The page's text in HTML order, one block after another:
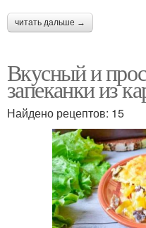
читать дальше →
Вкусный и
запеканки из
Найдено рецептов: 15